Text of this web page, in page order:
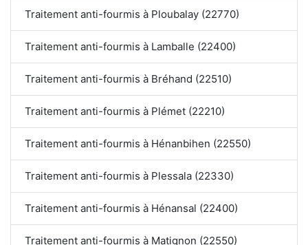
Traitement anti-fourmis à Ploubalay (22770)
Traitement anti-fourmis à Lamballe (22400)
Traitement anti-fourmis à Bréhand (22510)
Traitement anti-fourmis à Plémet (22210)
Traitement anti-fourmis à Hénanbihen (22550)
Traitement anti-fourmis à Plessala (22330)
Traitement anti-fourmis à Hénansal (22400)
Traitement anti-fourmis à Matignon (22550)